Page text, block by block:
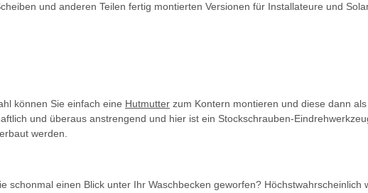
und anderen Teilen fertig montierten Versionen für Installateure und
können Sie einfach eine Hutmutter zum Kontern montieren und diese dann
und überaus anstrengend und hier ist ein Stockschrauben-
werden.
schonmal einen Blick unter Ihr Waschbecken geworfen? Höchstwahrscheinlich